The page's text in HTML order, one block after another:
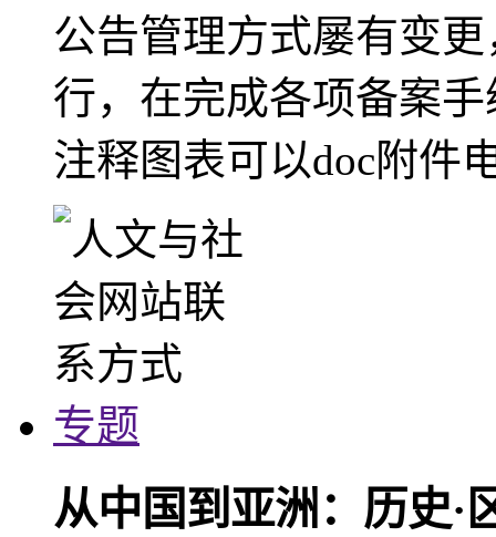
公告管理方式屡有变
行，在完成各项备案
注释图表可以doc附件
专题
从中国到亚洲：历史·